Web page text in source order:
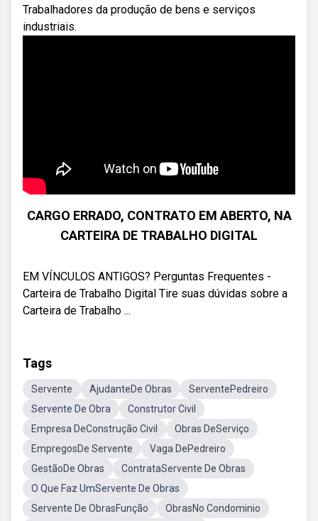
Trabalhadores da produção de bens e serviços
industriais.
CARGO ERRADO, CONTRATO EM ABERTO, NA
CARTEIRA DE TRABALHO DIGITAL
EM VÍNCULOS ANTIGOS? Perguntas Frequentes -
Carteira de Trabalho Digital Tire suas dúvidas sobre a
Carteira de Trabalho ...
Tags
Servente AjudanteDe Obras
ServentePedreiro
Servente De Obra
Construtor Civil
Empresa DeConstrução Civil
Obras DeServiço
EmpregosDe Servente
Vaga DePedreiro
GestãoDe Obras
ContrataServente De Obras
O Que Faz UmServente De Obras
Servente De ObrasFunção
ObrasNo Condominio